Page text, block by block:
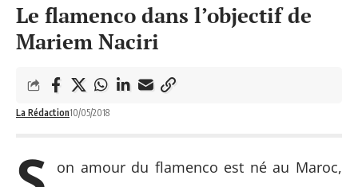
Le flamenco dans l’objectif de
Mariem Naciri
La Rédaction10/05/2018
on amour du flamenco est né au Maroc,